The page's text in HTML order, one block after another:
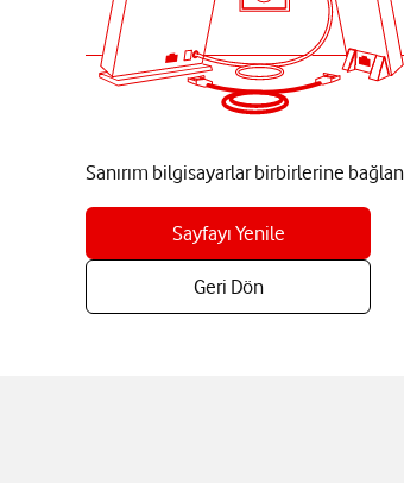
Sanırım bilgisayarlar birbirlerine
Sayfayı Yenile
Geri Dön